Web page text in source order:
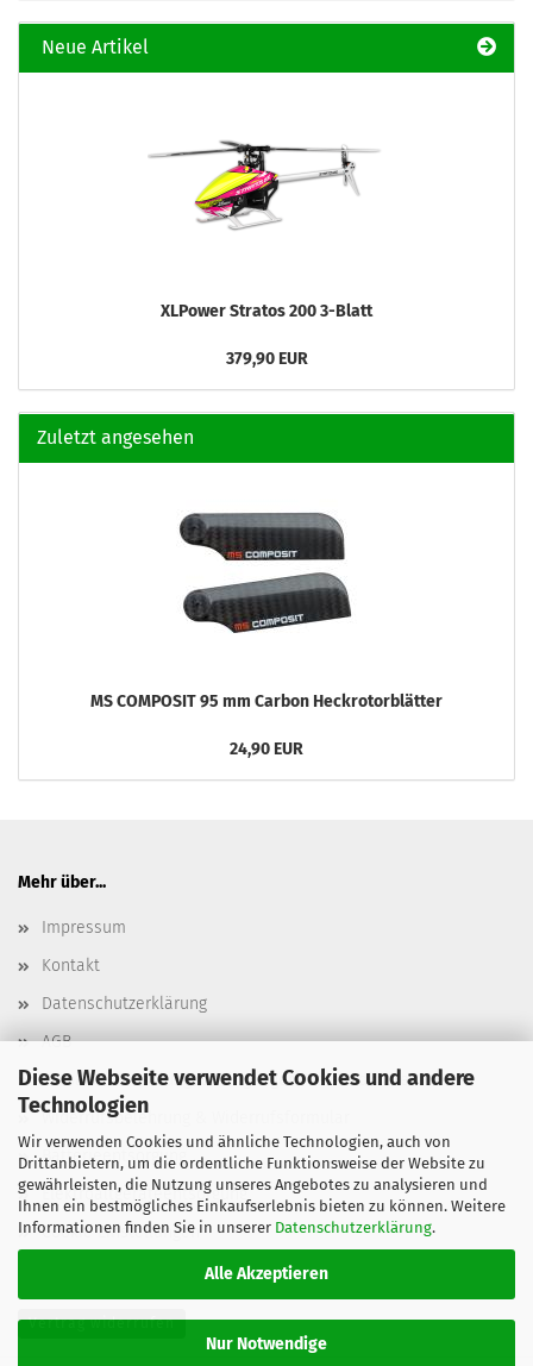
Diese Webseite verwendet Cookies und andere
Technologien
Wir verwenden Cookies und ähnliche Technologien, auch von
Drittanbietern, um die ordentliche Funktionsweise der Website zu
gewährleisten, die Nutzung unseres Angebotes zu analysieren und
Ihnen ein bestmögliches Einkaufserlebnis bieten zu können. Weitere
Informationen finden Sie in unserer Datenschutzerklärung.
Alle Akzeptieren
Nur Notwendige
Neue Artikel
XLPower Stratos 200 3-Blatt
379,90 EUR
Zuletzt angesehen
MS COMPOSIT 95 mm Carbon Heckrotorblätter
24,90 EUR
Mehr über...
Impressum
Kontakt
Datenschutzerklärung
AGB
Versand- & Zahlungsbedingungen, Versandkosten
Widerrufsbelehrung & Widerrufsformular
Batterieentsorgung
Elektroaltgeräteentsorgung
Cookie Einstellungen
Vertrag widerrufen